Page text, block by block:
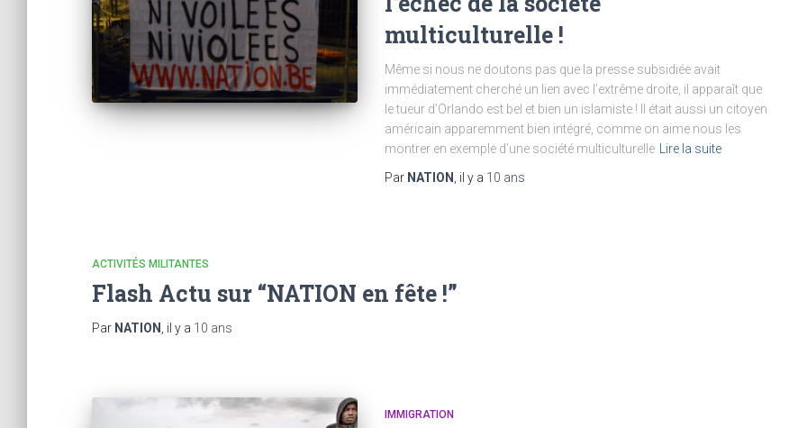
multiculturelle !
Même si nous ne doutons pas que la presse subsidiée avait
immédiatement cherché un lien avec l’extrême droite, il apparaît que
le tueur d’Orlando est bel et bien un islamiste ! Il était aussi un citoyen
américain apparemment bien intégré, comme on aime nous les
montrer en exemple d’une société multiculturelle
Lire la suite
Par NATION , il y a 10 ans
ACTIVITÉS MILITANTES
Flash Actu sur “NATION en fête !”
Par NATION , il y a 10 ans
IMMIGRATION